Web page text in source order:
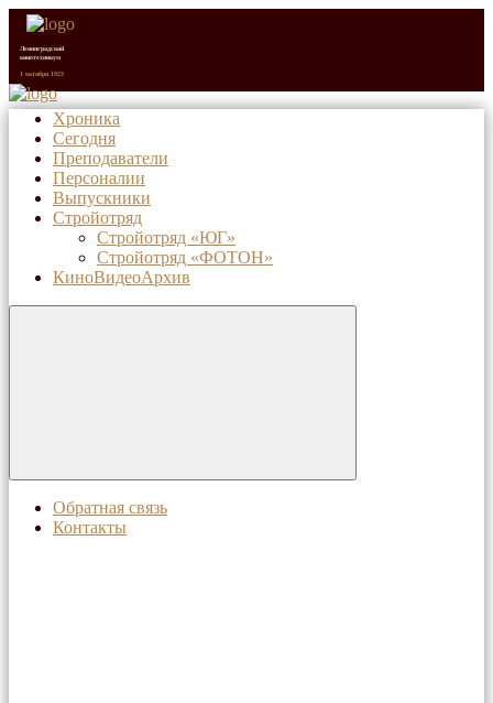
Ленинградский
кинотехникум
1 октября 1923
Санкт-Петербургский
киновидеотехнический
колледж (с 1992 г.)
1 октября 2023
Хроника
Сегодня
Преподаватели
Персоналии
Выпускники
Стройотряд
Стройотряд «ЮГ»
Стройотряд «ФОТОН»
КиноВидеоАрхив
Обратная связь
Контакты